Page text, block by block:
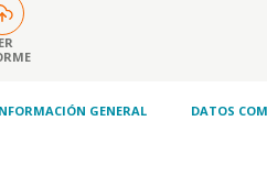
GENERAL DATOS